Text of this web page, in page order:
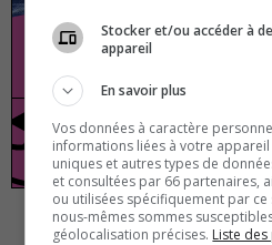
Les maisons de
Pop culture
Stocker et/ou accéder à
appareil
En savoir plus
Vos données à caractère
informations liées à votre
uniques et autres types de
et consultées par 66 partenaires,
ou utilisées spécifiquement par
nous-mêmes sommes
géolocalisation précises. Liste